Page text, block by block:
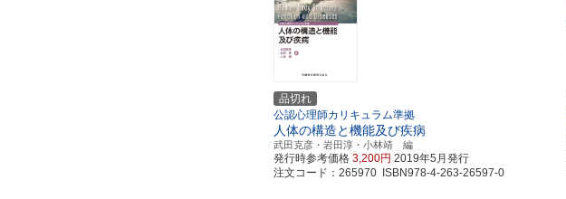
品切れ
公認心理師カリキュラム準拠
人体の構造と機能及び疾病
武田克彦・岩田淳・小林靖 編
発行時参考価格 3,200円 2019年5月発行
注文コード：265970 ISBN978-4-263-26597-0